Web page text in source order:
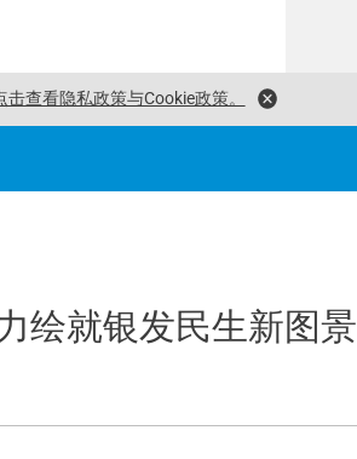
击查看隐私政策与Cookie政策。
绘就银发民生新图景